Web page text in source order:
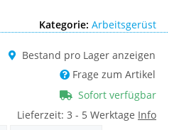
Kategorie: Arbeitsgerüst
Bestand pro Lager anzeigen
Frage zum Artikel
Sofort verfügbar
Lieferzeit: 3 - 5 Werktage Info